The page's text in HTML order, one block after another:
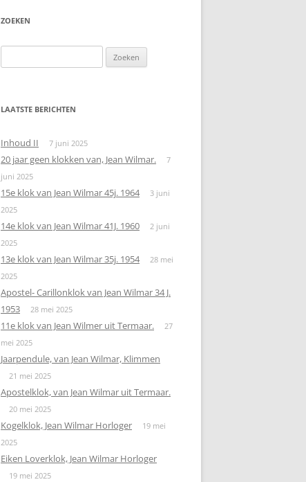
ZOEKEN
naar:
LAATSTE BERICHTEN
Inhoud II 7 juni 2025
20 jaar geen klokken van, Jean Wilmar.
7
juni 2025
15e klok van Jean Wilmar 45j. 1964
3 juni
2025
14e klok van Jean Wilmar 41J. 1960
2 juni
2025
13e klok van Jean Wilmar 35j. 1954
28 mei
2025
Apostel- Carillonklok van Jean Wilmar 34 J.
1953
28 mei 2025
11e klok van Jean Wilmer uit Termaar.
27
mei 2025
Jaarpendule, van Jean Wilmar, Klimmen
21 mei 2025
Apostelklok, van Jean Wilmar uit Termaar.
20 mei 2025
Kogelklok, Jean Wilmar Horloger
19 mei
2025
Eiken Loverklok, Jean Wilmar Horloger
19 mei 2025